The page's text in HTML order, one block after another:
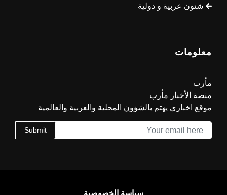
شئون عربية و دولية
معلومات
مأرب
منصة الأخبار مأرب
موقع اخباري يهتم بالشؤون المحلية والعربية والعالمية
Submit